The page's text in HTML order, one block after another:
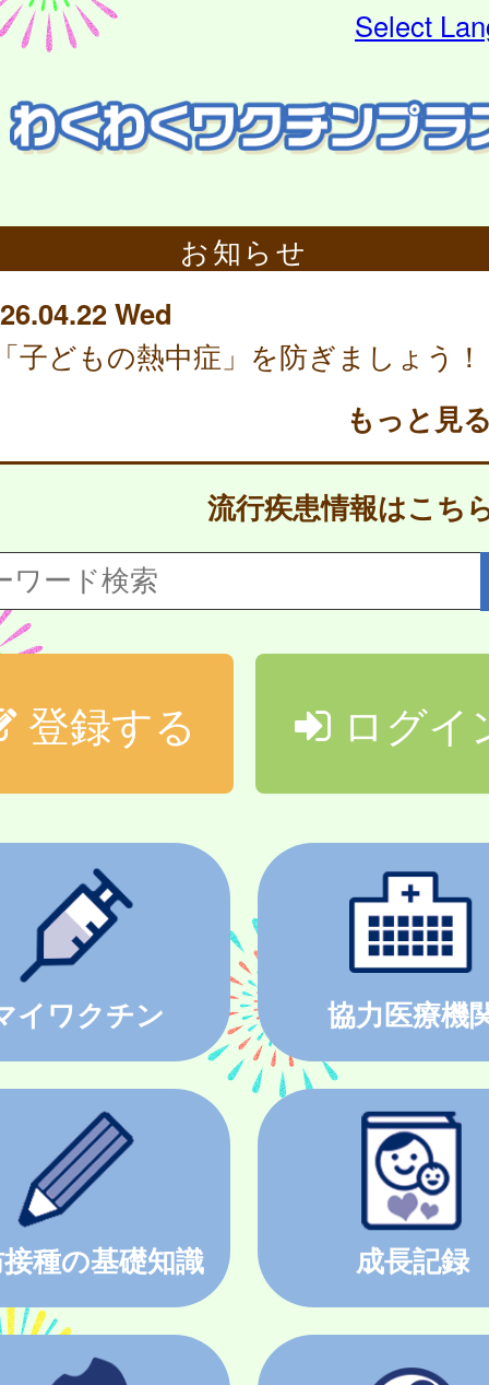
Select
お知らせ
Wed
子どもの熱中症」を防ぎましょう！
もっと見
流行疾患情報はこち
登録する ログイ
イワクチン 協力医療機
種の基礎知識 成長記録